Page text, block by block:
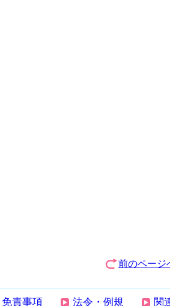
前のページ
免責事項 法令・例規 関